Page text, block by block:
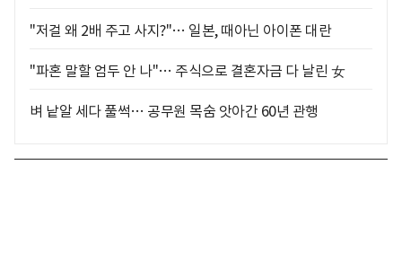
"저걸 왜 2배 주고 사지?"… 일본, 때아닌 아이폰 대란
"파혼 말할 엄두 안 나"… 주식으로 결혼자금 다 날린 女
벼 낱알 세다 풀썩… 공무원 목숨 앗아간 60년 관행